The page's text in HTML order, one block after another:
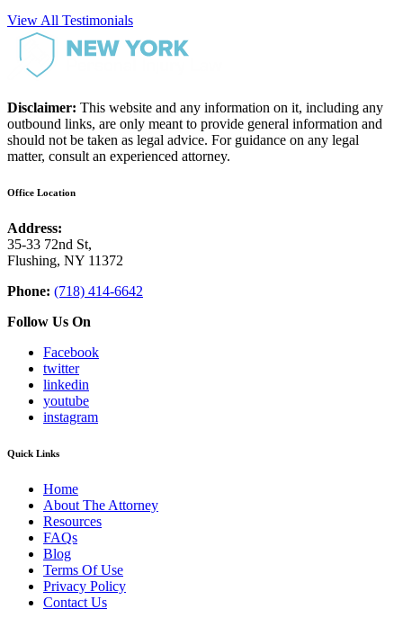
View All Testimonials
Disclaimer: This website and any information on it, including any
outbound links, are only meant to provide general information and
should not be taken as legal advice. For guidance on any legal
matter, consult an experienced attorney.
Office Location
Address:
35-33 72nd St,
Flushing, NY 11372
Phone: (718) 414-6642
Follow Us On
Facebook
twitter
linkedin
youtube
instagram
Quick Links
Home
About The Attorney
Resources
FAQs
Blog
Terms Of Use
Privacy Policy
Contact Us